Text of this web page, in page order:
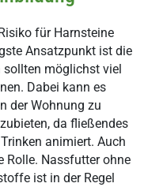
für Harnsteine
Ansatzpunkt ist die
möglichst viel
Dabei kann es
der Wohnung zu
da fließendes
animiert. Auch
Rolle. Nassfutter ohne
ist in der Regel